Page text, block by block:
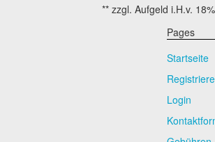
Pages
Startseite
Login